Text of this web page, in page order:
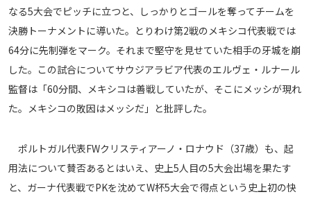
なる5大会でピッチに立つと、しっかりとゴールを奪ってチームを
決勝トーナメントに導いた。とりわけ第2戦のメキシコ代表戦では
64分に先制弾をマーク。それまで堅守を見せていた相手の牙城を崩
した。この試合についてサウジアラビア代表のエルヴェ・ルナール
監督は「60分間、メキシコは善戦していたが、そこにメッシが現れ
た。メキシコの敗因はメッシだ」と批評した。
ポルトガル代表FWクリスティアーノ・ロナウド（37歳）も、起
用法について賛否あるとはいえ、史上5人目の5大会出場を果たす
と、ガーナ代表戦でPKを沈めてW杯5大会で得点という史上初の快